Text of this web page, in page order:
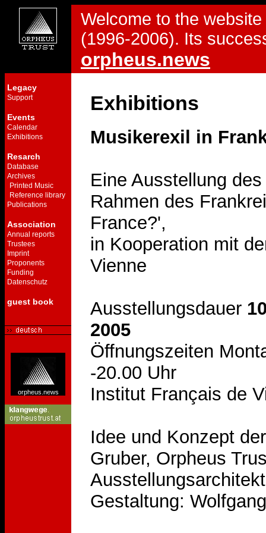
Welcome to the
(1996-2006). Its
orpheus.news
Legacy
Support
Events
Calendar
Exhibitions
Resarch
Database
Archives
Printed Music
Reference library
Publications
Association
Annual reports
Trustees
Imprint
Proponents
Funding
Datenschutz
guest book
orpheus.news
Exhibitions
Musikerexil in
Eine Ausstellung
Rahmen des
France?',
in Kooperation mit
Vienne
Ausstellungsdauer
2005
Öffnungszeiten
-20.00 Uhr
Institut Français de
Idee und Konzept
Gruber, Orpheus
Gestaltung: